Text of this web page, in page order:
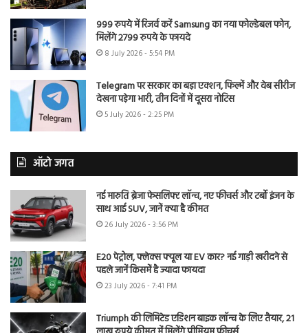
999 रुपये में रिजर्व करें Samsung का नया फोल्डेबल फोन,
मिलेंगे 2799 रुपये के फायदे
8 July 2026 - 5:54 PM
Telegram पर सरकार का बड़ा एक्शन, फिल्में और वेब सीरीज
देखना पड़ेगा भारी, तीन दिनों में दूसरा नोटिस
5 July 2026 - 2:25 PM
ऑटो जगत
नई मारुति ब्रेजा फेसलिफ्ट लॉन्च, नए फीचर्स और टर्बो इंजन के
साथ आई SUV, जानें क्या है कीमत
26 July 2026 - 3:56 PM
E20 पेट्रोल, फ्लेक्स फ्यूल या EV कार? नई गाड़ी खरीदने से
पहले जानें किसमें है ज्यादा फायदा
23 July 2026 - 7:41 PM
Triumph की लिमिटेड एडिशन बाइक लॉन्च के लिए तैयार, 21